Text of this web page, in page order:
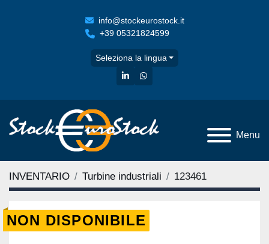
info@stockeurostock.it
+39 05321824599
Seleziona la lingua
linkedinwhatsapp
Menu
INVENTARIO Turbine industriali 123461
NON DISPONIBILE